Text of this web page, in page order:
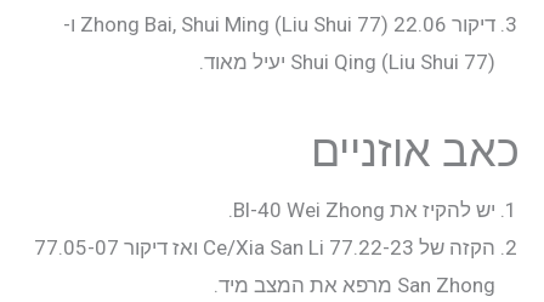
דיקור 22.06 Zhong Bai, Shui Ming (Liu Shui 77) ו-
Shui Qing (Liu Shui 77) יעיל מאוד.
כאב אוזניים
יש להקיז את Bl-40 Wei Zhong.
הקזה של 77.22-23 Ce/Xia San Li ואז דיקור 77.05-07
San Zhong מרפא את המצב מיד.